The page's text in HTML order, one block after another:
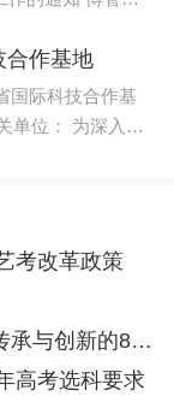
合作基地
国际科技合作基
考改革政策
800字高考作文
高考选科要求